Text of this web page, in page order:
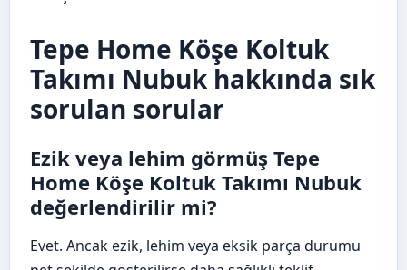
Tepe Home Köşe Koltuk
Takımı Nubuk hakkında sık
sorulan sorular
Ezik veya lehim görmüş Tepe
Home Köşe Koltuk Takımı Nubuk
değerlendirilir mi?
Evet. Ancak ezik, lehim veya eksik parça durumu